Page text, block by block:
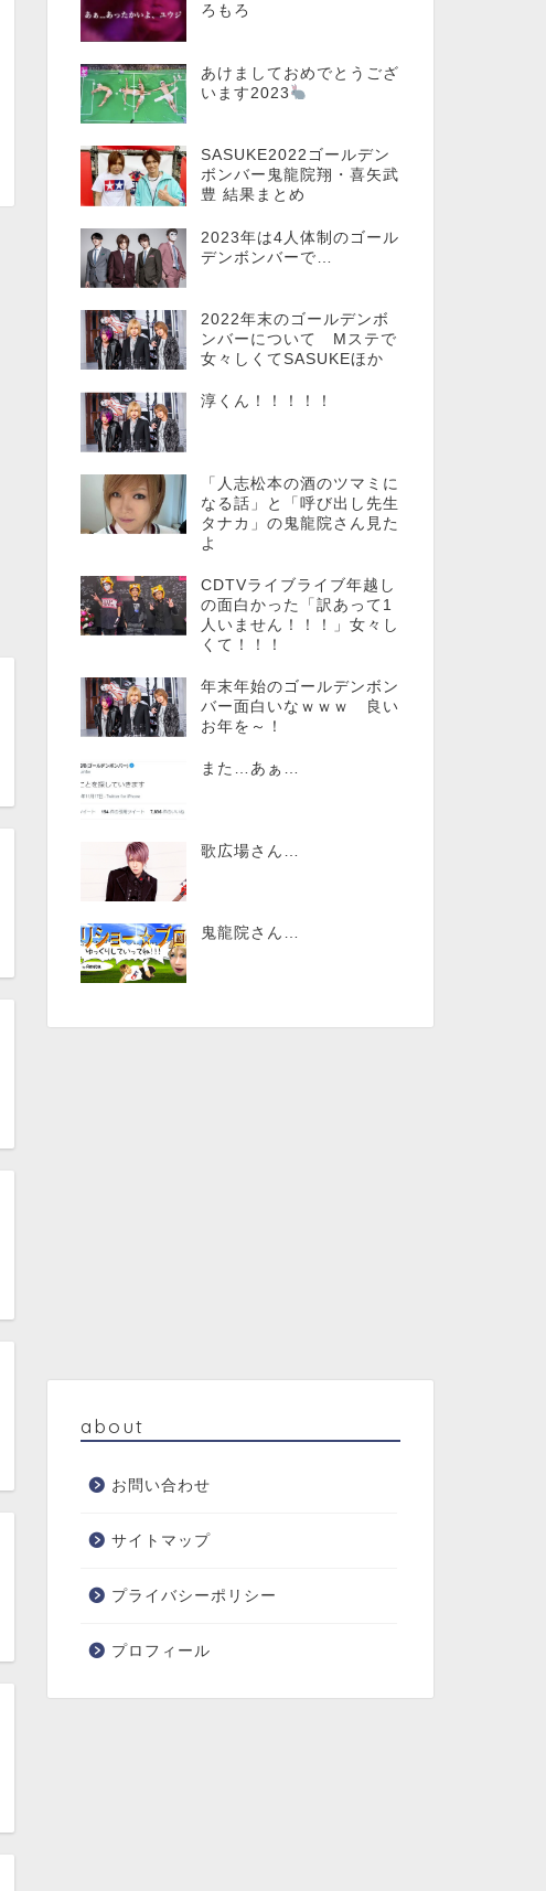
ろもろ
あけましておめでとうござ
います2023
SASUKE2022ゴールデン
ボンバー鬼龍院翔・喜矢武
豊 結果まとめ
2023年は4人体制のゴール
デンボンバーで…
2022年末のゴールデンボ
ンバーについて Mステで
女々しくてSASUKEほか
淳くん！！！！！
「人志松本の酒のツマミに
なる話」と「呼び出し先生
タナカ」の鬼龍院さん見た
よ
CDTVライブライブ年越し
の面白かった「訳あって1
人いません！！！」女々し
くて！！！
年末年始のゴールデンボン
バー面白いなｗｗｗ 良い
お年を～！
また…あぁ…
歌広場さん…
鬼龍院さん…
about
お問い合わせ
サイトマップ
プライバシーポリシー
プロフィール